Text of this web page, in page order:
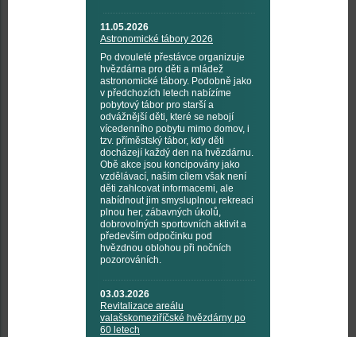
11.05.2026
Astronomické tábory 2026
Po dvouleté přestávce organizuje
hvězdárna pro děti a mládež
astronomické tábory. Podobně jako
v předchozích letech nabízíme
pobytový tábor pro starší a
odvážnější děti, které se nebojí
vícedenního pobytu mimo domov, i
tzv. příměstský tábor, kdy děti
docházejí každý den na hvězdárnu.
Obě akce jsou koncipovány jako
vzdělávací, naším cílem však není
děti zahlcovat informacemi, ale
nabídnout jim smysluplnou rekreaci
plnou her, zábavných úkolů,
dobrovolných sportovních aktivit a
především odpočinku pod
hvězdnou oblohou při nočních
pozorováních.
03.03.2026
Revitalizace areálu
valašskomeziříčské hvězdárny po
60 letech